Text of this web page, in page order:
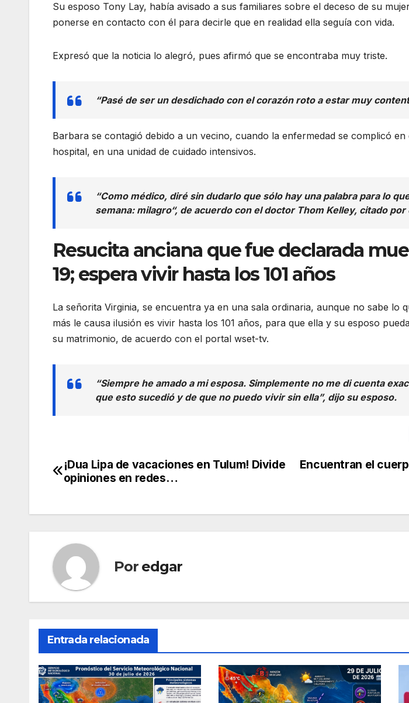
Su esposo Tony Lay, había avisado a sus familiares sobre el deceso de su
ponerse en contacto con él para decirle que en realidad ella seguía con vida.
Expresó que la noticia lo alegró, pues afirmó que se encontraba muy triste.
“Pasé de ser un desdichado con el corazón roto a estar muy
Barbara se contagió debido a un vecino, cuando la enfermedad se complicó
hospital, en una unidad de cuidado intensivos.
“Como médico, diré sin dudarlo que sólo hay una palabra para lo
semana: milagro“, de acuerdo con el doctor Thom Kelley, citado por
Resucita anciana que fue declarada
19; espera vivir hasta los 101 años
La señorita Virginia, se encuentra ya en una sala ordinaria, aunque no sabe lo
más le causa ilusión es vivir hasta los 101 años, para que ella y su esposo
su matrimonio, de acuerdo con el portal wset-tv.
“Siempre he amado a mi esposa. Simplemente no me di cuenta
que esto sucedió y de que no puedo vivir sin ella”, dijo su esposo.
Navegación
entradas
Encuentran el
¡Dua Lipa de vacaciones en Tulum! Divide
opiniones en redes…
Por edgar
Entrada relacionada